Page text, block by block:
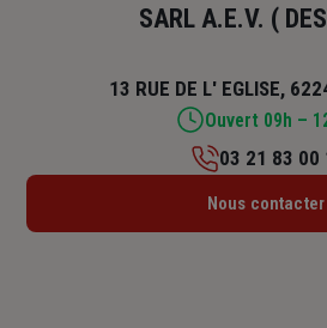
SARL A.E.V. (
13 RUE DE L' EGLISE,
Lundi : 09h – 12h
03 21 83 00
Nous contacter